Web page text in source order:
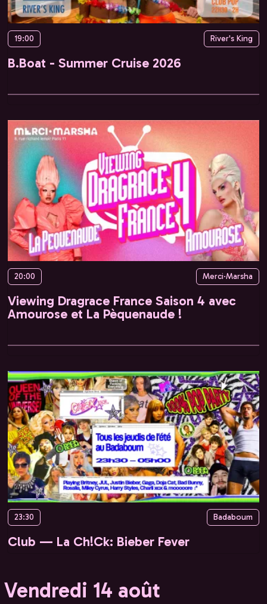
19:00 River's King
B.Boat - Summer Cruise 2026
20:00 Merci·Marsha
Viewing Dragrace France Saison 4 avec
Amourose et La Pèquenaude !
23:30 Badaboum
Club — La Ch!Ck: Bieber Fever
Vendredi 14 août